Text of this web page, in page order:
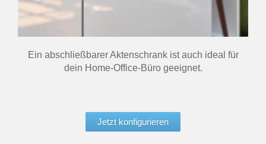
Ein abschließbarer Aktenschrank ist auch ideal für
dein Home-Office-Büro geeignet.
Jetzt konfigurieren